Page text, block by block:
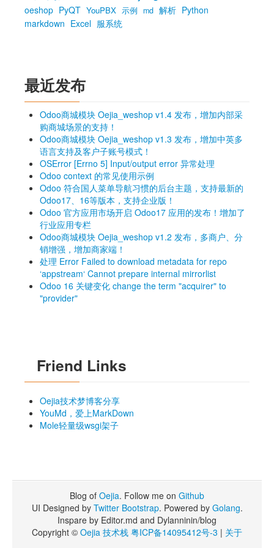
oeshop PyQT YouPBX 示例 md 解析 Python
markdown Excel 服系统
最近发布
Odoo商城模块 Oejia_weshop v1.4 发布，增加内部采
购商城场景的支持！
Odoo商城模块 Oejia_weshop v1.3 发布，增加中英多
语言支持及客户子账号模式！
OSError [Errno 5] Input/output error 异常处理
Odoo context 的常见使用示例
Odoo 符合国人菜单导航习惯的后台主题，支持最新的
Odoo17、16等版本，支持企业版！
Odoo 官方应用市场开启 Odoo17 应用的发布！增加了
行业应用专栏
Odoo商城模块 Oejia_weshop v1.2 发布，多商户、分
销增强，增加商家端！
处理 Error Failed to download metadata for repo
‘appstream‘ Cannot prepare internal mirrorlist
Odoo 16 关键变化 change the term "acquirer" to
"provider"
Friend Links
Oejia技术梦博客分享
YouMd，爱上MarkDown
Mole轻量级wsgi架子
Blog of Oejia. Follow me on Github
UI Designed by Twitter Bootstrap. Powered by Golang.
Inspare by Editor.md and Dylanninin/blog
Copyright © Oejia 技术栈 粤ICP备14095412号-3 | 关于